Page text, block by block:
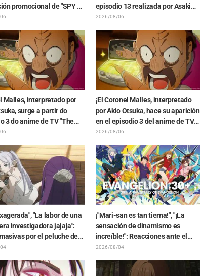
promocional de "SPY x
provoca comentarios
episodio 13 realizada por Asaki
Yuikawa, actriz de voz del
Samurai"
2026/08/06
Malles, interpretado por
surge a partir do
3 do anime de TV "The
the Shell"! Comentário do
¡El Coronel Malles, interpretado
por Akio Otsuka, hace su aparición
en el episodio 3 del anime de TV
"The Ghost in the Shell"! Revelan
final (endcard)
2026/08/06
"La labor de una
investigadora jajaja":
por el peluche de
en un Mímic de
viaje"
¡"Mari-san es tan tierna!", "¡La
sensación de dinamismo es
increíble!": Reacciones ante el
hermoso dibujo revelado de
chicas vistiendo sus Plugsuits de
2026/08/04